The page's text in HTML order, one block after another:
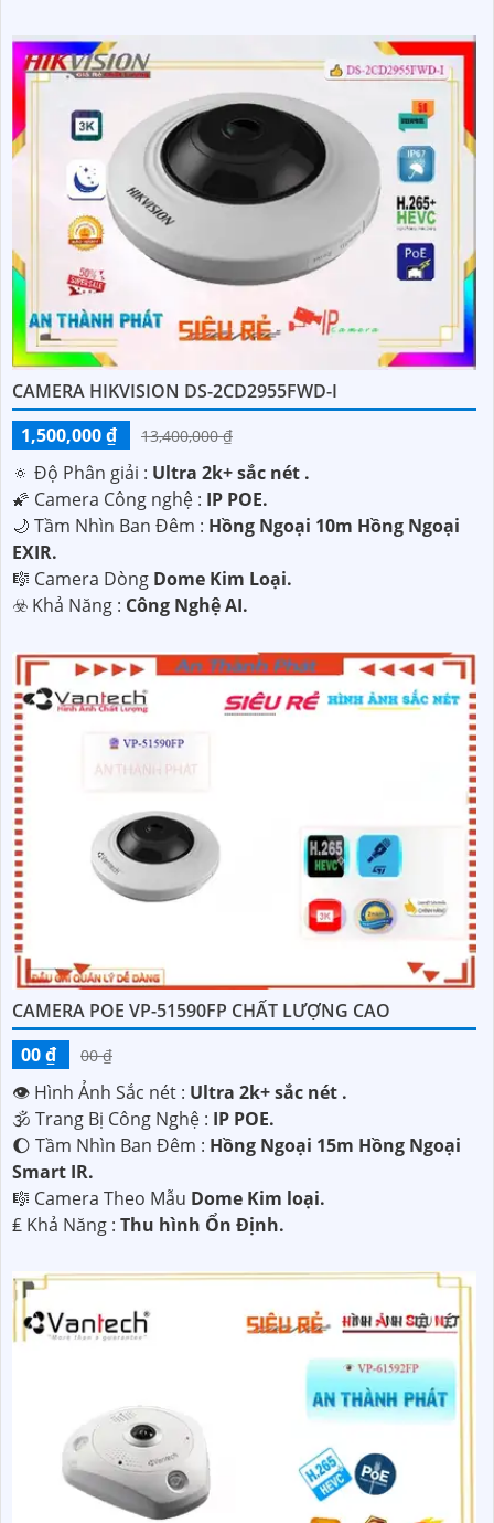
CAMERA HIKVISION DS-2CD2955FWD-I
1,500,000 ₫
13,400,000 ₫
🔅 Độ Phân giải : Ultra 2k+ sắc nét .
🌠 Camera Công nghệ : IP POE.
🌙 Tầm Nhìn Ban Đêm : Hồng Ngoại 10m Hồng Ngoại
EXIR.
🎼️ Camera Dòng Dome Kim Loại.
️☣️ Khả Năng : Công Nghệ AI.
CAMERA POE VP-51590FP CHẤT LƯỢNG CAO
00 ₫
00 ₫
👁 Hình Ảnh Sắc nét : Ultra 2k+ sắc nét .
🕉️ Trang Bị Công Nghệ : IP POE.
🌔 Tầm Nhìn Ban Đêm : Hồng Ngoại 15m Hồng Ngoại
Smart IR.
🎼️ Camera Theo Mẫu Dome Kim loại.
️₤ Khả Năng : Thu hình Ổn Định.